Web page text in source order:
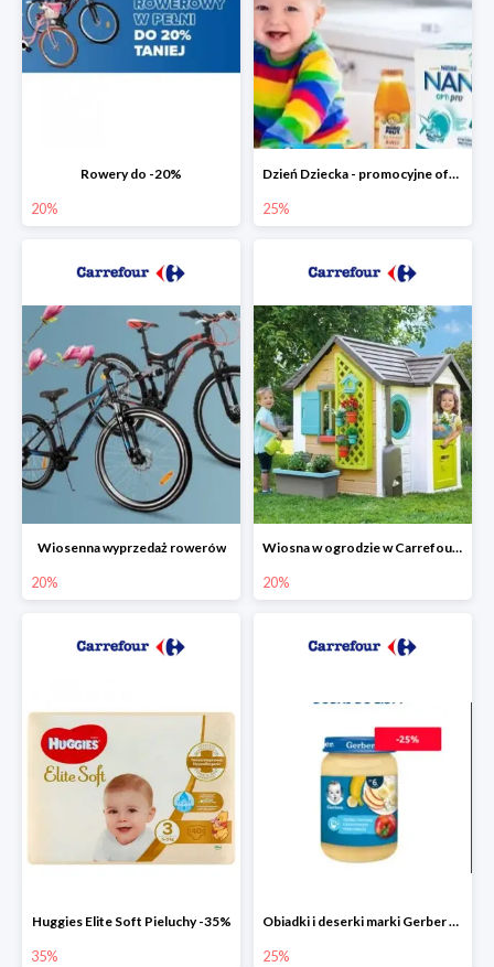
Rowery do -20%
20%
Dzień Dziecka - promocyjne oferty dla najmłodszych
25%
Wiosenna wyprzedaż rowerów
20%
Wiosna w ogrodzie w Carrefourze do -20%
20%
Huggies Elite Soft Pieluchy -35%
35%
Obiadki i deserki marki Gerber do -25%
25%